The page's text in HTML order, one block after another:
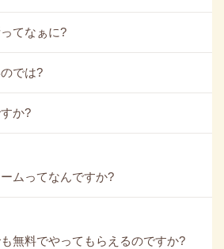
てなぁに?
では?
か?
ムってなんですか?
無料でやってもらえるのですか?